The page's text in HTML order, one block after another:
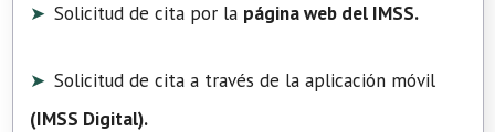
Solicitud de cita por la página web del IMSS.
Solicitud de cita a través de la aplicación móvil
(IMSS Digital).